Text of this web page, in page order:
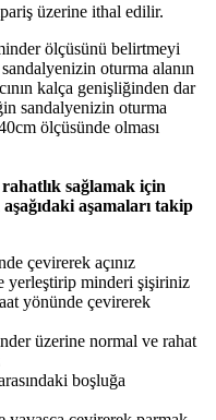
üzerine ithal edilir.
ölçüsünü belirtmeyi
oturma alanın
kalça genişliğinden dar
sandalyenizin oturma
ölçüsünde olması
sağlamak için
aşamaları takip
çevirerek açınız
yerleştirip minderi şişiriniz
yönünde çevirerek
üzerine normal ve rahat
boşluğa